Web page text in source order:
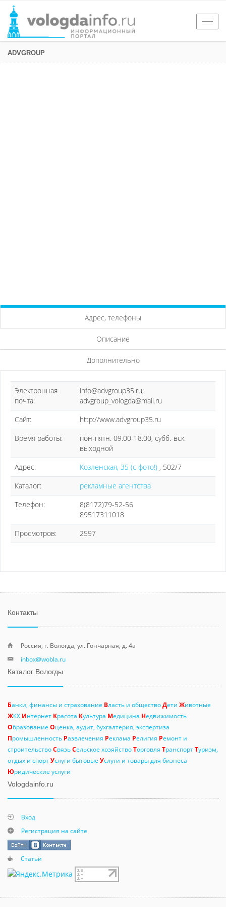
ADVGROUP
Адрес, телефоны
Описание
Дополнительно
Электронная
почта:
info@advgroup35.ru;
advgroup_vologda@mail.ru
Сайт:
http://www.advgroup35.ru
Время работы:
пон-пятн. 09.00-18.00, субб.-вск.
выходной
Адрес:
Козленская, 35 (с фото!) , 502/7
Каталог:
рекламные агентства
Телефон:
8(8172)79-52-56
89517311018
Просмотров:
2597
Контакты
Россия, г. Вологда, ул. Гончарная, д. 4а
inbox@wobla.ru
Каталог Вологды
Банки, финансы и страхование Власть и обществоДети Животные
ЖКХ Интернет Красота Культура Медицина Недвижимость
Образование Оценка, аудит, бухгалтерия, экспертиза
Промышленность Развлечения Реклама Религия Ремонт и
строительствоСвязьСельское хозяйствоТорговля ТранспортТуризм,
отдых и спортУслуги бытовые Услуги и товары для бизнеса
Юридические услуги
Vologdainfo.ru
Вход
Регистрация на сайте
Статьи